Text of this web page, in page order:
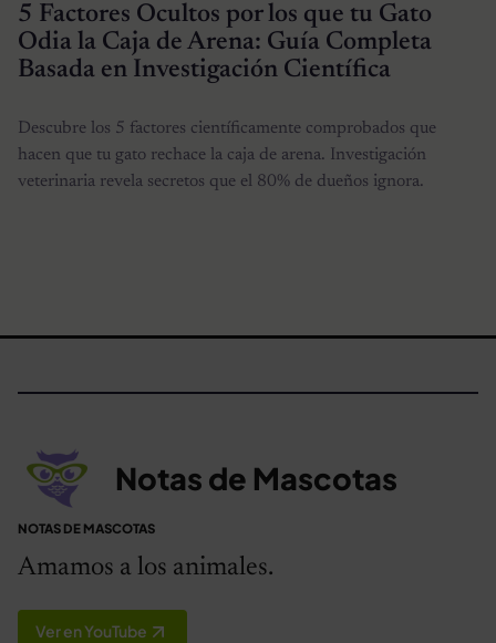
5 Factores Ocultos por los que tu Gato
Odia la Caja de Arena: Guía Completa
Basada en Investigación Científica
Descubre los 5 factores científicamente comprobados que
hacen que tu gato rechace la caja de arena. Investigación
veterinaria revela secretos que el 80% de dueños ignora.
Notas de Mascotas
NOTAS DE MASCOTAS
Amamos a los animales.
Ver en YouTube